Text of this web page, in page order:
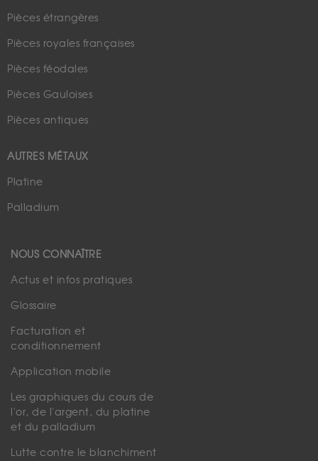
Pièces étrangères
Pièces royales françaises
Pièces féodales
Pièces Gauloises
Pièces antiques
AUTRES MÉTAUX
Platine
Palladium
NOUS CONNAÎTRE
Actus et infos pratiques
Glossaire
Facturation et
conditionnement
Application mobile
Les graphiques du cours de
l'or, de l'argent, du platine
et du palladium
Lutte contre le blanchiment